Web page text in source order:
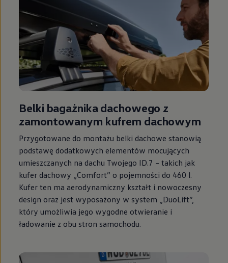
Belki bagażnika dachowego z
zamontowanym kufrem dachowym
Przygotowane do montażu belki dachowe stanowią
podstawę dodatkowych elementów mocujących
umieszczanych na dachu Twojego ID.7 – takich jak
kufer dachowy „Comfort” o pojemności do 460 l.
Kufer ten ma aerodynamiczny kształt i nowoczesny
design oraz jest wyposażony w system „DuoLift”,
który umożliwia jego wygodne otwieranie i
ładowanie z obu stron samochodu.